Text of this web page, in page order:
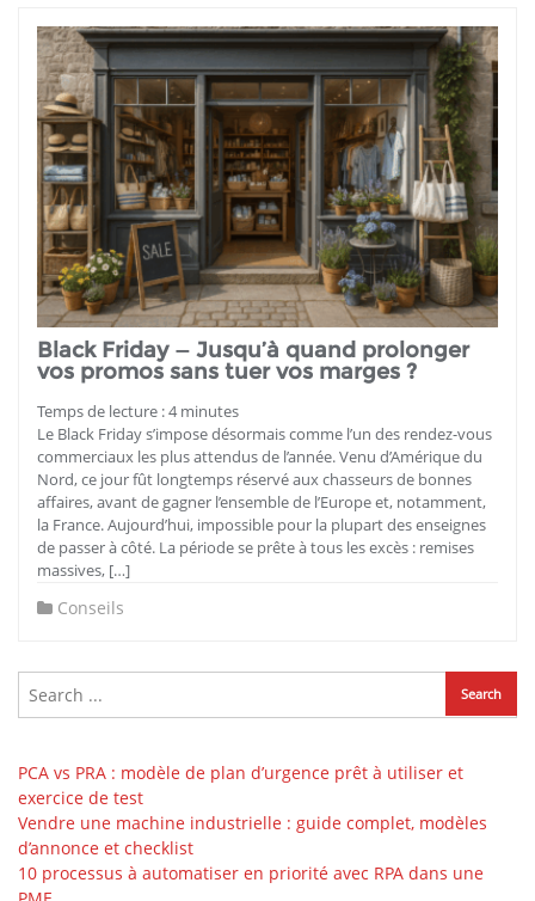
Black Friday — Jusqu’à quand prolonger
vos promos sans tuer vos marges ?
Temps de lecture :4 minutes
Le Black Friday s’impose désormais comme l’un des rendez-vous
commerciaux les plus attendus de l’année. Venu d’Amérique du
Nord, ce jour fût longtemps réservé aux chasseurs de bonnes
affaires, avant de gagner l’ensemble de l’Europe et, notamment,
la France. Aujourd’hui, impossible pour la plupart des enseignes
de passer à côté. La période se prête à tous les excès : remises
massives, […]
Conseils
PCA vs PRA : modèle de plan d’urgence prêt à utiliser et
exercice de test
Vendre une machine industrielle : guide complet, modèles
d’annonce et checklist
10 processus à automatiser en priorité avec RPA dans une